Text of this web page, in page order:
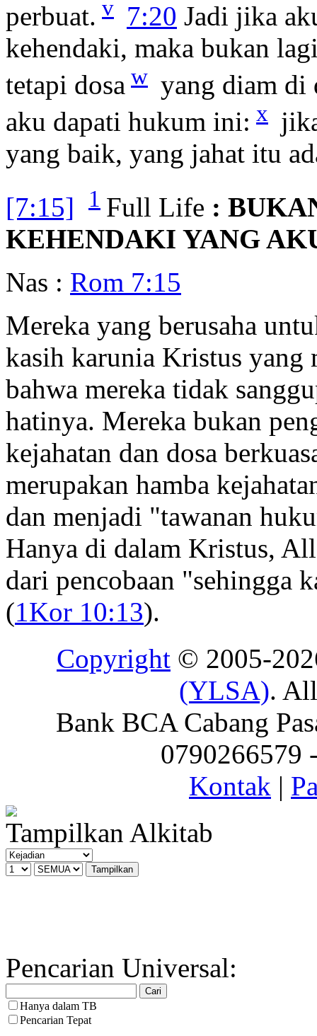
perbuat. v 7:20 Jadi jika
kehendaki, maka bukan
tetapi dosa w yang diam di
aku dapati hukum ini: x
yang baik, yang jahat itu
[7:15]
1 Full Life :
KEHENDAKI YANG
Nas : Rom 7:15
Mereka yang berusaha
kasih karunia Kristus yang
bahwa mereka tidak
hatinya. Mereka bukan
kejahatan dan dosa
merupakan hamba
dan menjadi "tawanan
Hanya di dalam Kristus,
dari pencobaan "sehingga
(1Kor 10:13).
Copyright © 2005-
(YLSA).
Bank BCA Cabang
0790266579
Kontak |
Tampilkan Alkitab
Pencarian Universal:
Hanya dalam TB
Pencarian Tepat